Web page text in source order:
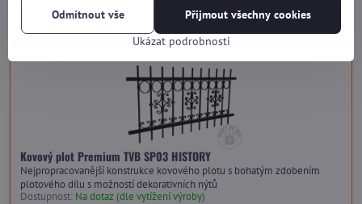
od 4 040 Kč Zobrazit
Kovový plot Premium TVB SP03 HISTORY
Nejpropracovanější konstrukce kovového plotu s bohatým zdobením
plotového dílu s možností dekorativních nýtů
Dostupnost: Na dotaz (dle vytížení výroby)
Ukázat podrobnosti
Přijmout všechny cookies
Odmítnout vše